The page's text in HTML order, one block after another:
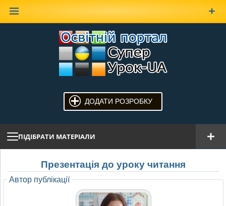
ДОДАТИ РОЗРОБКУ
ПІДІБРАТИ МАТЕРІАЛИ
Презентація до уроку читання
Автор публікації